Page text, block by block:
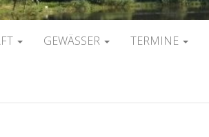
GEWÄSSER TERMINE